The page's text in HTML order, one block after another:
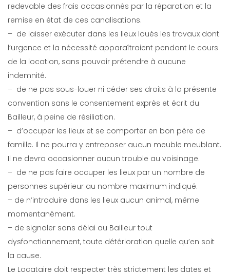
redevable des frais occasionnés par la réparation et la
remise en état de ces canalisations.
– de laisser exécuter dans les lieux loués les travaux dont
l’urgence et la nécessité apparaîtraient pendant le cours
de la location, sans pouvoir prétendre à aucune
indemnité.
– de ne pas sous-louer ni céder ses droits à la présente
convention sans le consentement exprès et écrit du
Bailleur, à peine de résiliation.
– d’occuper les lieux et se comporter en bon père de
famille. Il ne pourra y entreposer aucun meuble meublant.
Il ne devra occasionner aucun trouble au voisinage.
– de ne pas faire occuper les lieux par un nombre de
personnes supérieur au nombre maximum indiqué.
– de n’introduire dans les lieux aucun animal, même
momentanément.
– de signaler sans délai au Bailleur tout
dysfonctionnement, toute détérioration quelle qu’en soit
la cause.
Le Locataire doit respecter très strictement les dates et